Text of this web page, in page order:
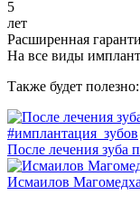
5
лет
Расширенная
На все виды
Также будет полезно:
#имплантация_зубов
После лечения зуба
Исмаилов